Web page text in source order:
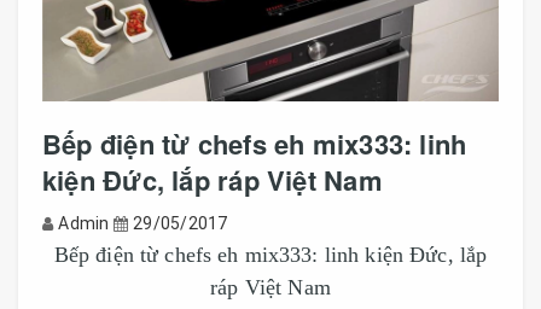
Bếp điện từ chefs eh mix333: linh
kiện Đức, lắp ráp Việt Nam
Admin 29/05/2017
Bếp điện từ chefs eh mix333: linh kiện Đức, lắp
ráp Việt Nam